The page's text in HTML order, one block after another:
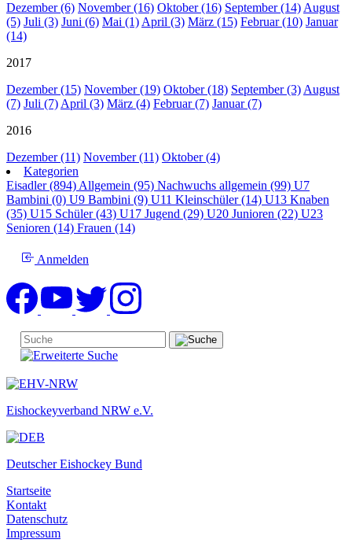
Dezember (6) November (16) Oktober (16) September (14)August
(5) Juli (3) Juni (6) Mai (1)April (3) März (15) Februar (10) Januar
(14)
2017
Dezember (15) November (19) Oktober (18) September (3)August
(7) Juli (7)April (3) März (4) Februar (7) Januar (7)
2016
Dezember (11) November (11) Oktober (4)
Kategorien
Eisadler (894)Allgemein (95) Nachwuchs allgemein (99) U7
Bambini (0) U9 Bambini (9) U11 Kleinschüler (14) U13 Knaben
(35) U15 Schüler (43) U17 Jugend (29) U20 Junioren (22) U23
Senioren (14) Frauen (14)
Anmelden
Eishockeyverband NRW e.V.
Deutscher Eishockey Bund
Startseite
Kontakt
Datenschutz
Impressum